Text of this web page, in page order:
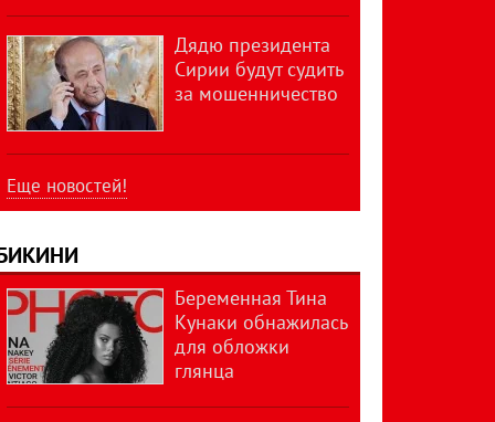
Дядю президента
Сирии будут судить
за мошенничество
Еще новостей!
Беременная Тина
Кунаки обнажилась
для обложки
глянца